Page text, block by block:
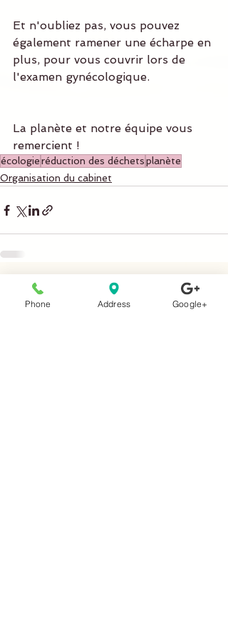
Et n'oubliez pas, vous pouvez
également ramener une écharpe en
plus, pour vous couvrir lors de
l'examen gynécologique.
La planète et notre équipe vous
remercient !
écologieréduction des déchetsplanète
Organisation du cabinet
Posts récents Voir tout
Phone Address Google+